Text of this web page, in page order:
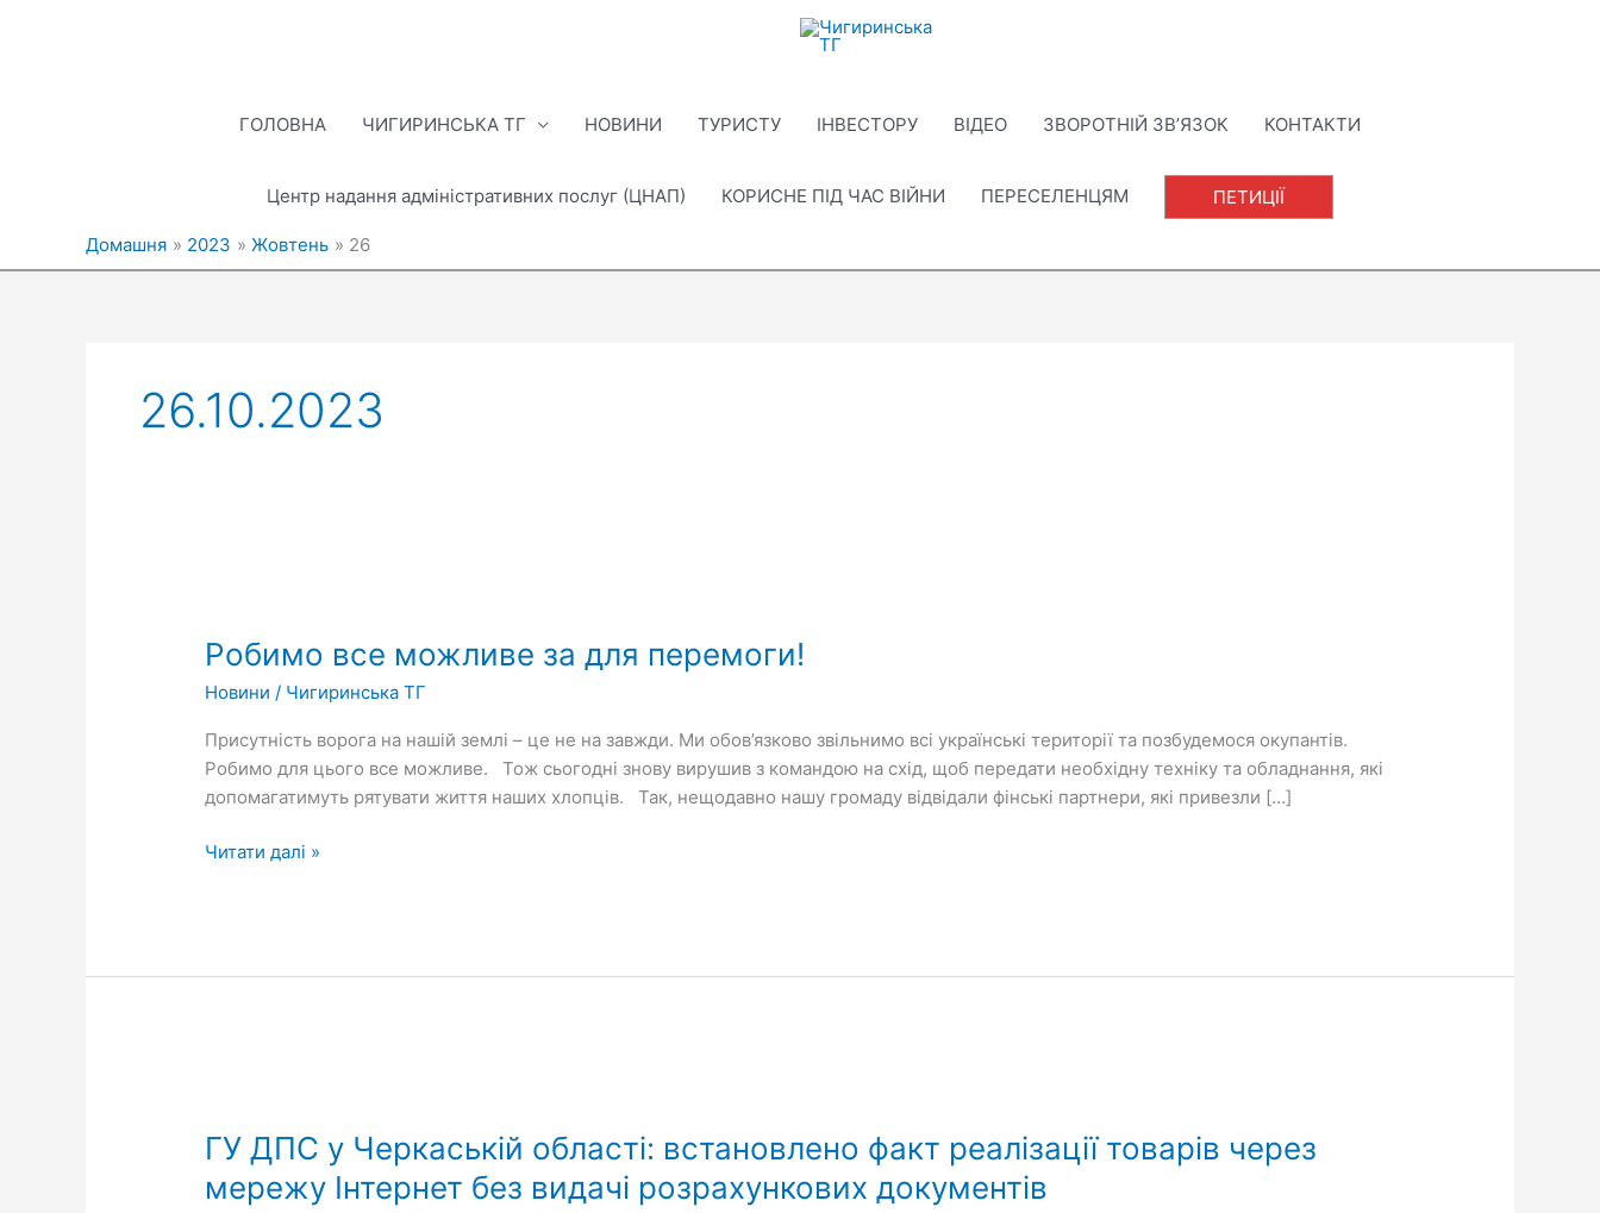
ГОЛОВНА ЧИГИРИНСЬКА ТГ НОВИНИ ТУРИСТУ ІНВЕСТОРУ ВІДЕО ЗВОРОТНІЙ ЗВ’ЯЗОК КОНТАКТИ
Центр надання адміністративних послуг (ЦНАП) КОРИСНЕ ПІД ЧАС ВІЙНИ ПЕРЕСЕЛЕНЦЯМ ПЕТИЦІЇ
Домашня 2023 Жовтень 26
26.10.2023
Робимо все можливе за для перемоги!
Новини / Чигиринська ТГ
Присутність ворога на нашій землі – це не на завжди. Ми обов’язково звільнимо всі українські території та позбудемося окупантів.
Робимо для цього все можливе. Тож сьогодні знову вирушив з командою на схід, щоб передати необхідну техніку та обладнання, які
допомагатимуть рятувати життя наших хлопців. Так, нещодавно нашу громаду відвідали фінські партнери, які привезли […]
можливе
для
перемоги!
Читати далі »
ГУ ДПС у Черкаській області: встановлено факт реалізації товарів через
мережу Інтернет без видачі розрахункових документів
у
Черкаській
області: